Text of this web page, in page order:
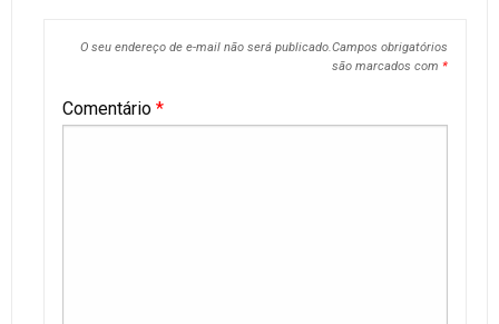
O seu endereço de e-mail não será publicado.Campos obrigatórios
são marcados com *
Comentário *